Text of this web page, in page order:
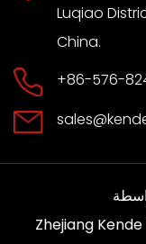
Luqiao
China.
+86-576-
Zhejiang